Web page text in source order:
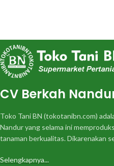
CV Berkah
Toko Tani BN (tokotanibn.com)
Nandur yang selama ini
tanaman berkualitas. Dikarenakan
Selengkapnya...